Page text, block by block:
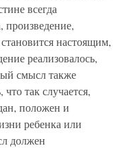
всегда
произведение,
настоящим,
реализовалось,
смысл также
так случается,
положен и
ребенка или
должен